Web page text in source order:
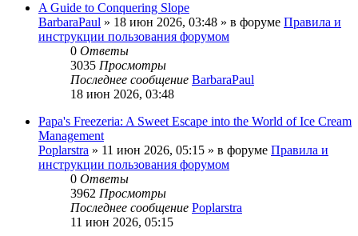
A Guide to Conquering Slope
BarbaraPaul » 18 июн 2026, 03:48 » в форуме Правила и
инструкции пользования форумом
0 Ответы
3035 Просмотры
Последнее сообщение BarbaraPaul
18 июн 2026, 03:48
Papa's Freezeria: A Sweet Escape into the World of Ice Cream
Management
Poplarstra » 11 июн 2026, 05:15 » в форуме Правила и
инструкции пользования форумом
0 Ответы
3962 Просмотры
Последнее сообщение Poplarstra
11 июн 2026, 05:15